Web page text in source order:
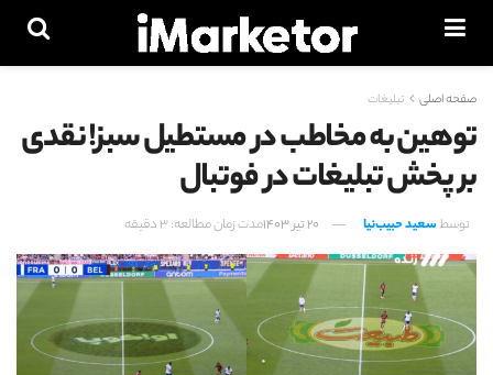
صفحه اصلی تبلیغات
توهین به مخاطب در مستطیل سبز! نقدی
بر پخش تبلیغات در فوتبال
توسطسعید حبیب‌نیا 20 تیر 1403 مدت زمان مطالعه: 3 دقیقه